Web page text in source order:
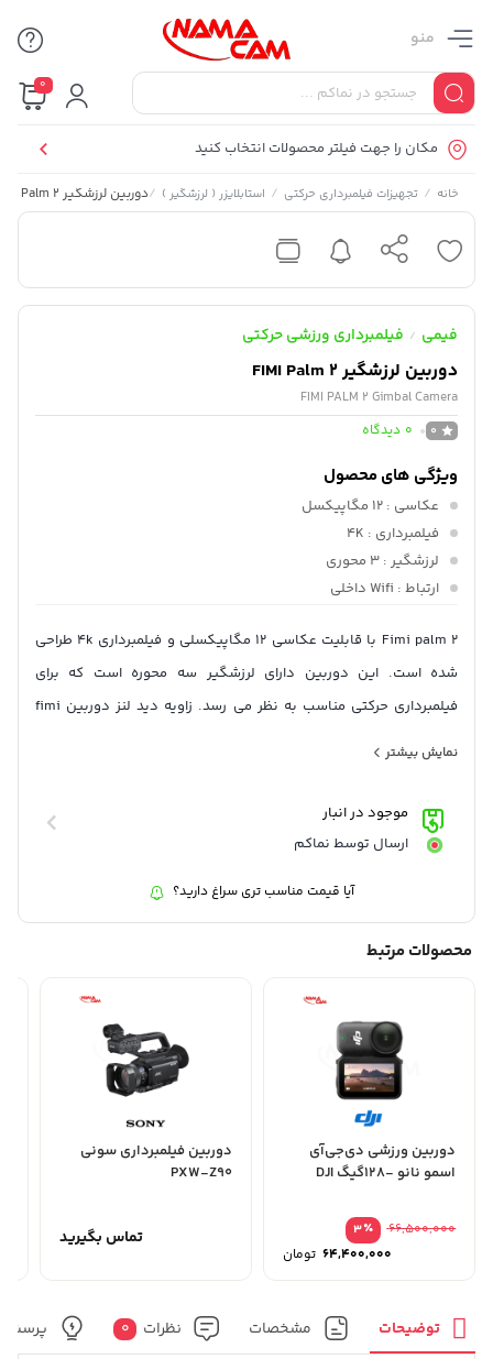
منو
0
مکان را جهت فیلتر محصولات انتخاب کنید
خانه / تجهیزات فیلمبرداری حرکتی / استابلایزر ( لرزشگیر ) /دوربین لرزشگیر FIMI Palm 2
فیمی / فیلمبرداری ورزشی حرکتی
دوربین لرزشگیر FIMI Palm 2
FIMI PALM 2 Gimbal Camera
0
0 دیدگاه
ویژگی های محصول
عکاسی : 12 مگاپیکسل
فیلمبرداری : 4K
لرزشگیر : 3 محوری
ارتباط : Wifi داخلی
Fimi palm 2 با قابلیت عکاسی 12 مگاپیکسلی و فیلمبرداری 4k طراحی
شده است. این دوربین دارای لرزشگیر سه محوره است که برای
فیلمبرداری حرکتی مناسب به نظر می رسد. زاویه دید لنز دوربین fimi
نمایش بیشتر
موجود در انبار
ارسال توسط نماکم
آیا قیمت مناسب تری سراغ دارید؟
محصولات مرتبط
دوربین ورزشی دی‌جی‌آی
اسمو نانو -128گیگ DJI
٪3
66,500,000
64,400,000 تومان
دوربین فیلمبرداری سونی
PXW-Z90
تماس بگیرید
توضیحات مشخصات نظرات 0 پرسش